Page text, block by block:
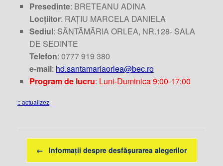
Presedinte: BRETEANU ADINA
Locțiitor: RAȚIU MARCELA DANIELA
Sediul: SÂNTĂMĂRIA ORLEA, NR.128- SALA
DE SEDINTE
Telefon: 0777 919 380
e-mail: hd.santamariaorlea@bec.ro
Program de lucru: Luni-Duminica 9:00-17:00
:: actualizez
Post navigation
← Informații despre desfășurarea alegerilor